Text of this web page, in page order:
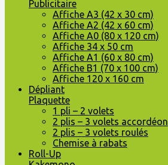
Publicitaire
Affiche A3 (42 x 30 cm)
Affiche A2 (42 x 60 cm)
Affiche A0 (80 x 120 cm)
Affiche 34 x 50 cm
Affiche A1 (60 x 80 cm)
Affiche B1 (70 x 100 cm)
Affiche 120 x 160 cm
Dépliant
Plaquette
1 pli – 2 volets
2 plis – 3 volets accordéon
2 plis – 3 volets roulés
Chemise à rabats
Roll-Up